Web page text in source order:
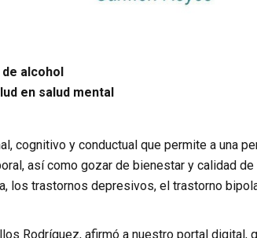
alcohol
en salud mental
cognitivo y conductual que permite a una
así como gozar de bienestar y calidad de
los trastornos depresivos, el trastorno
Rodríguez, afirmó a nuestro portal digital,